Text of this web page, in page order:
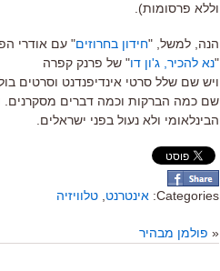
וללא פרסומות).
הנה, למשל, "חידון בחרוזים" עם אודרי
"נא להכיר, ג'ון דו" של פרנק קפרה
ויש שם שלל סרטי אינדיפנדנט וסרטים
הבינלאומי ולא נעול בפני ישראלים.
Categories: אינטרנט טלוויזיה
« פולמן מבהיר